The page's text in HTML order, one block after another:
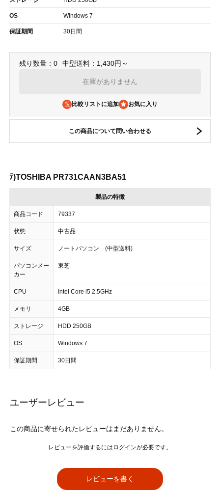
OS Windows 7
保証期間 30日間
残り数量：0 中型送料：1,430円～
在庫がありません
比較リストに追加
この商品について問い合わせる
ﾃ)TOSHIBA PR731CAAN3BA51
製品の特徴
商品コード 79337
状態 中古品
サイズ ノートパソコン (中型送料)
パソコンメー
カー
東芝
CPU Intel Core i5 2.5GHz
メモリ 4GB
ストレージ HDD 250GB
OS Windows 7
保証期間 30日間
ユーザーレビュー
この商品に寄せられたレビューはまだありません。
レビューを評価するには ログインが必要です。
レビューを書く